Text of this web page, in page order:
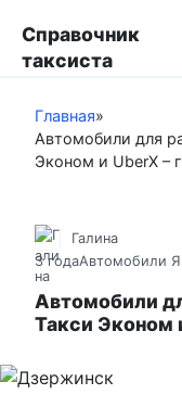
т
Справочник
таксиста
Главная»
Автомобили для
Эконом и UberX –
Галина
3 годаАвтомобили
Автомобили
Такси Эконом